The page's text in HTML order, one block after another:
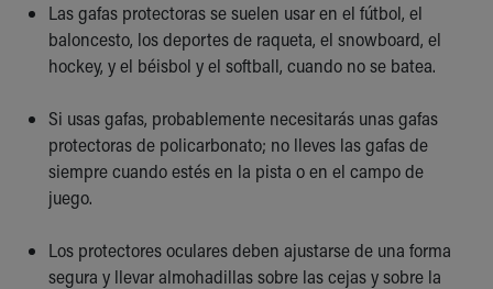
Injury Prevention
Medical Records
Symptom Checker
Las gafas protectoras se suelen usar en el fútbol, el
baloncesto, los deportes de raqueta, el snowboard, el
hockey, y el béisbol y el softball, cuando no se batea.
Si usas gafas, probablemente necesitarás unas gafas
protectoras de policarbonato; no lleves las gafas de
siempre cuando estés en la pista o en el campo de
juego.
Los protectores oculares deben ajustarse de una forma
segura y llevar almohadillas sobre las cejas y sobre la